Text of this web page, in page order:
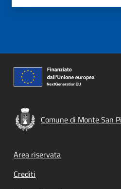
Comune di Monte San
Footer menu
Area riservata
Crediti